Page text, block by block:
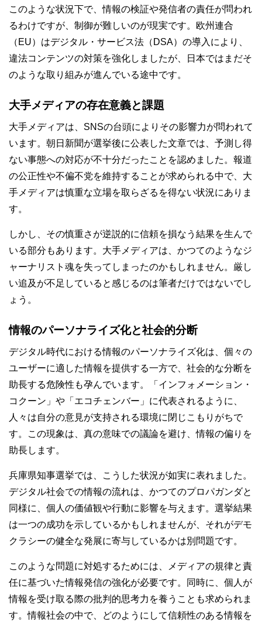
このような状況下で、情報の検証や発信者の責任が問われ
るわけですが、制御が難しいのが現実です。欧州連合
（EU）はデジタル・サービス法（DSA）の導入により、
違法コンテンツの対策を強化しましたが、日本ではまだそ
のような取り組みが進んでいる途中です。
大手メディアの存在意義と課題
大手メディアは、SNSの台頭によりその影響力が問われて
います。朝日新聞が選挙後に公表した文章では、予測し得
ない事態への対応が不十分だったことを認めました。報道
の公正性や不偏不党を維持することが求められる中で、大
手メディアは慎重な立場を取らざるを得ない状況にありま
す。
しかし、その慎重さが逆説的に信頼を損なう結果を生んで
いる部分もあります。大手メディアは、かつてのようなジ
ャーナリスト魂を失ってしまったのかもしれません。厳し
い追及が不足していると感じるのは筆者だけではないでし
ょう。
情報のパーソナライズ化と社会的分断
デジタル時代における情報のパーソナライズ化は、個々の
ユーザーに適した情報を提供する一方で、社会的な分断を
助長する危険性も孕んでいます。「インフォメーション・
コクーン」や「エコチェンバー」に代表されるように、
人々は自分の意見が支持される環境に閉じこもりがちで
す。この現象は、真の意味での議論を避け、情報の偏りを
助長します。
兵庫県知事選挙では、こうした状況が如実に表れました。
デジタル社会での情報の流れは、かつてのプロパガンダと
同様に、個人の価値観や行動に影響を与えます。選挙結果
は一つの成功を示しているかもしれませんが、それがデモ
クラシーの健全な発展に寄与しているかは別問題です。
このような問題に対処するためには、メディアの規律と責
任に基づいた情報発信の強化が必要です。同時に、個人が
情報を受け取る際の批判的思考力を養うことも求められま
す。情報社会の中で、どのようにして信頼性のある情報を